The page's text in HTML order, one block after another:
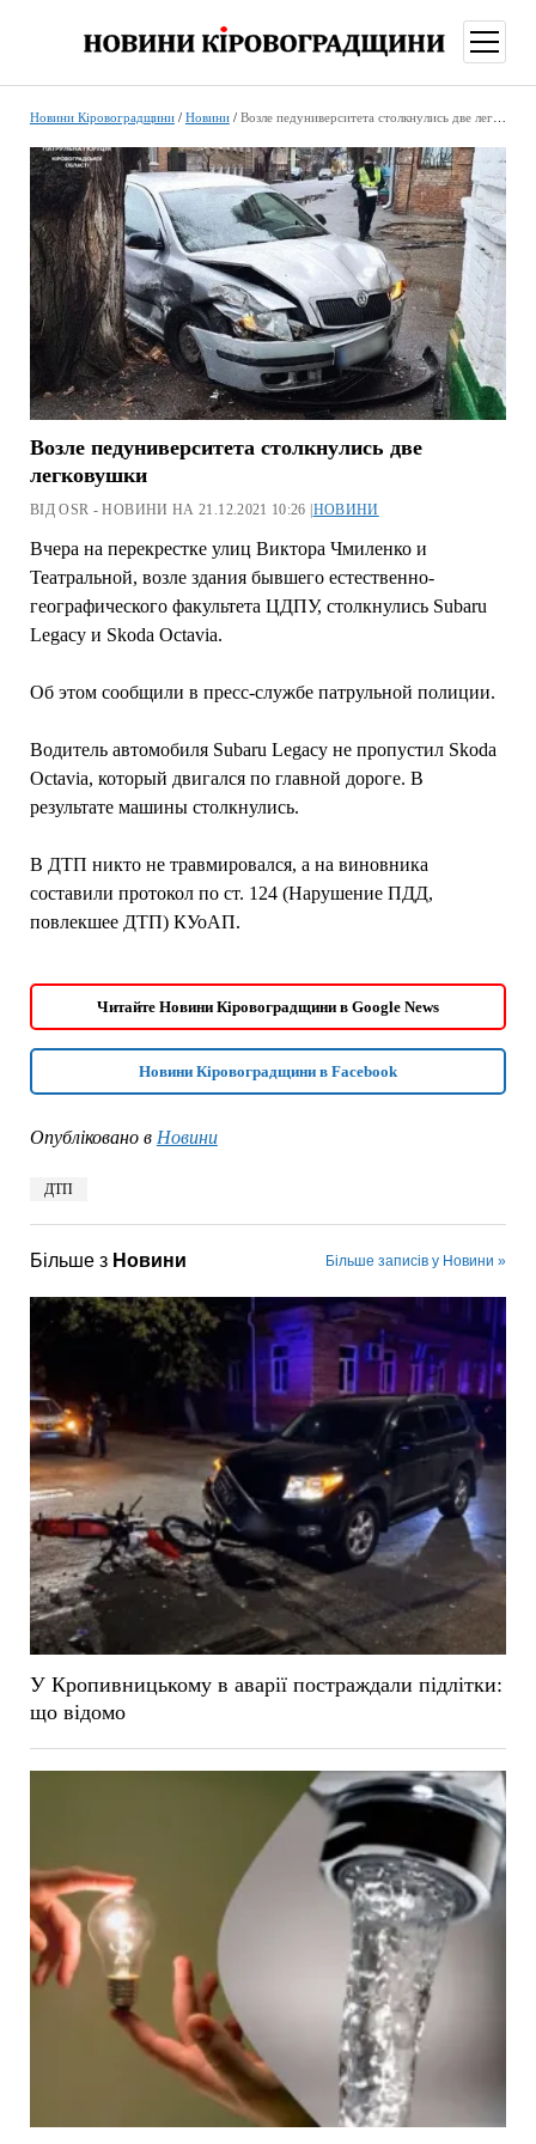
меню
Новини Кіровоградщини/ Новини/ Возле педуниверситета столкнулись две легковушки
Возле педуниверситета столкнулись две
легковушки
ВІД OSR - НОВИНИ НА 21.12.2021 10:26 | НОВИНИ
Вчера на перекрестке улиц Виктора Чмиленко и
Театральной, возле здания бывшего естественно-
географического факультета ЦДПУ, столкнулись Subaru
Legacy и Skoda Octavia.
Об этом сообщили в пресс-службе патрульной полиции.
Водитель автомобиля Subaru Legacy не пропустил Skoda
Octavia, который двигался по главной дороге. В
результате машины столкнулись.
В ДТП никто не травмировался, а на виновника
составили протокол по ст. 124 (Нарушение ПДД,
повлекшее ДТП) КУоАП.
Читайте Новини Кіровоградщини в Google News
Новини Кіровоградщини в Facebook
Опубліковано в Новини
ДТП
Більше з Новини Більше записів у Новини »
У Кропивницькому в аварії постраждали підлітки:
що відомо